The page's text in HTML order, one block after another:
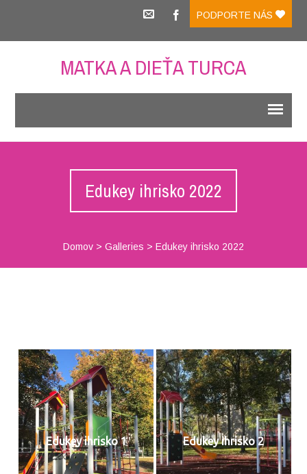
PODPORTE NÁS
MATKA A DIEŤA TURCA
Edukey ihrisko 2022
Domov> Galleries > Edukey ihrisko 2022
Edukey ihrisko 1 Edukey ihrisko 2